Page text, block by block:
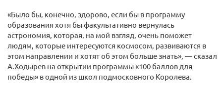
«Было бы, конечно, здорово, если бы в программу
образования хотя бы факультативно вернулась
астрономия, которая, на мой взгляд, очень поможет
людям, которые интересуются космосом, развиваются в
этом направлении и хотят об этом больше знать», — сказал
А.Ходырев на открытии программы «100 баллов для
победы» в одной из школ подмосковного Королева.